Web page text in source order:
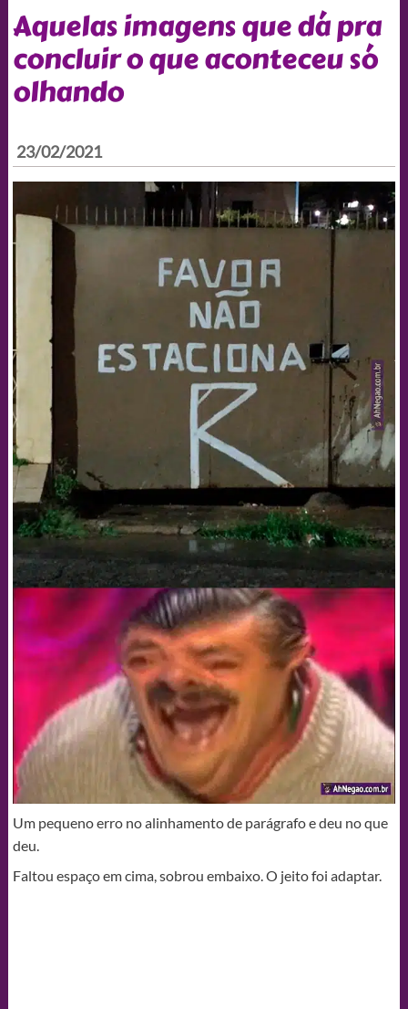
Aquelas imagens que dá pra
concluir o que aconteceu só
olhando
23/02/2021
Um pequeno erro no alinhamento de parágrafo e deu no que
deu.
Faltou espaço em cima, sobrou embaixo. O jeito foi adaptar.